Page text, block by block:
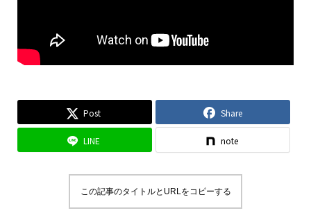
Post Share
LINE note
この記事のタイトルとURLをコピーする